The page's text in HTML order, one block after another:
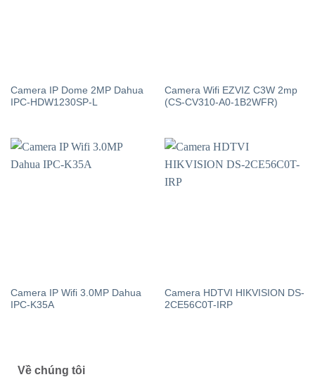
Camera IP Dome 2MP Dahua
IPC-HDW1230SP-L
Camera Wifi EZVIZ C3W 2mp
(CS-CV310-A0-1B2WFR)
Camera IP Wifi 3.0MP Dahua
IPC-K35A
Camera HDTVI HIKVISION DS-
2CE56C0T-IRP
Về chúng tôi